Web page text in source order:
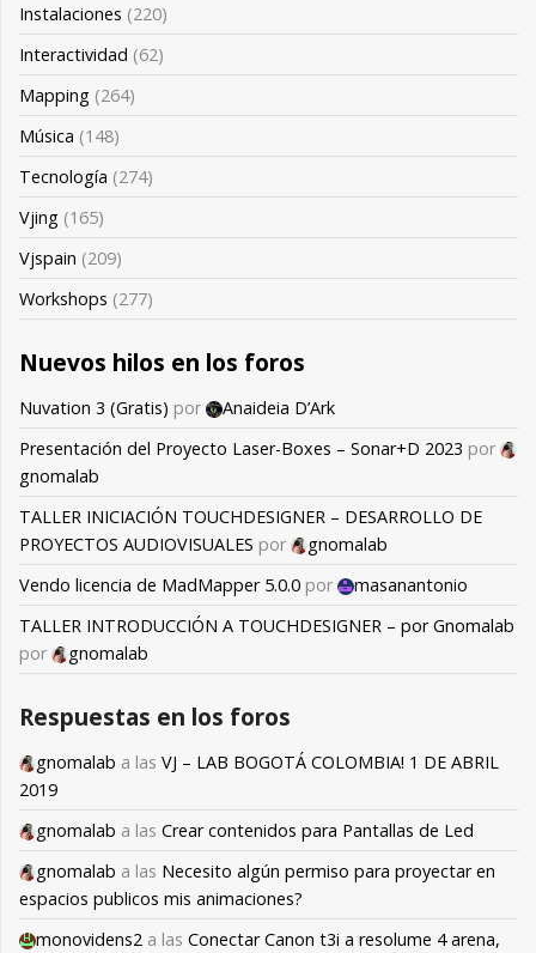
Instalaciones (220)
Interactividad (62)
Mapping (264)
Música (148)
Tecnología (274)
Vjing (165)
Vjspain (209)
Workshops (277)
Nuevos hilos en los foros
Nuvation 3 (Gratis) por
Anaideia D’Ark
Presentación del Proyecto Laser-Boxes – Sonar+D 2023 por
gnomalab
TALLER INICIACIÓN TOUCHDESIGNER – DESARROLLO DE
PROYECTOS AUDIOVISUALES por
gnomalab
Vendo licencia de MadMapper 5.0.0 por
masanantonio
TALLER INTRODUCCIÓN A TOUCHDESIGNER – por Gnomalab
por
gnomalab
Respuestas en los foros
gnomalab a las VJ – LAB BOGOTÁ COLOMBIA! 1 DE ABRIL
2019
gnomalab a las Crear contenidos para Pantallas de Led
gnomalab a las Necesito algún permiso para proyectar en
espacios publicos mis animaciones?
monovidens2 a las Conectar Canon t3i a resolume 4 arena,